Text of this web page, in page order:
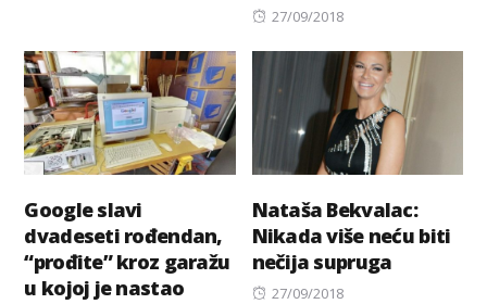
Posted
27/09/2018
Google slavi
dvadeseti rođendan,
“prođite” kroz garažu
u kojoj je nastao
Nataša Bekvalac:
Nikada više neću biti
nečija supruga
Posted
27/09/2018